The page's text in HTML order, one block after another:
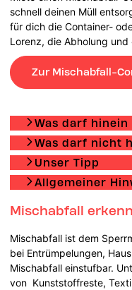
schnell deinen Müll
für dich die Container-
Lorenz, die Abholung
Zur Mischabfall-
Was darf hinein
Was darf nicht
Unser Tipp
Allgemeiner
Mischabfall
Mischabfall ist dem
bei Entrümpelungen,
Mischabfall einstufbar.
von Kunststoffreste,